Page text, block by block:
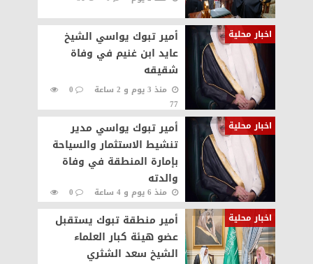
اخبار محلية
أمير تبوك يواسي الشيخ
عايد ابن غنيم في وفاة
شقيقه
منذ 3 يوم و 2 ساعة
0
77
اخبار محلية
أمير تبوك يواسي مدير
تنشيط الاستثمار والسياحة
بإمارة المنطقة في وفاة
والدته
منذ 6 يوم و 4 ساعة
0
121
اخبار محلية
أمير منطقة تبوك يستقبل
عضو هيئة كبار العلماء
الشيخ سعد الشثري